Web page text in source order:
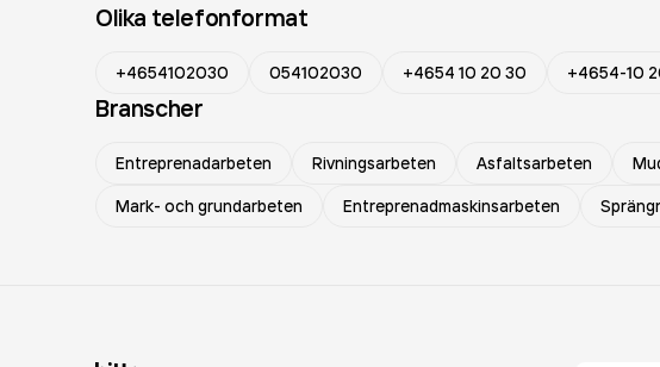
Olika telefonformat
+4654102030 054102030 +4654 10 20 30 +4654-10
Branscher
Entreprenadarbeten Rivningsarbeten Asfaltsarbeten
Mark- och grundarbeten
Entreprenadmaskinsarbeten